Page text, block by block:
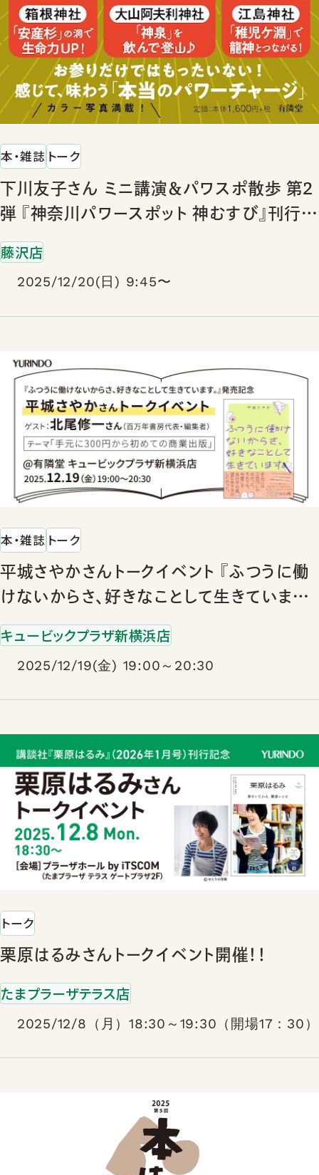
本・雑誌 トーク
下川友子さん ミニ講演＆パワスポ散歩 第2
弾 『神奈川パワースポット 神むすび』刊行記
念
藤沢店
2025/12/20(日) 9:45〜
本・雑誌 トーク
平城さやかさんトークイベント 『ふつうに働
けないからさ、好きなことして生きていま
す。』発売記念 ゲスト：北尾修一さん（百万年
書房）
キュービックプラザ新横浜店
2025/12/19(金) 19:00～20:30
トーク
栗原はるみさんトークイベント開催！！
たまプラーザテラス店
2025/12/8（月）18:30～19:30（開場17：30）